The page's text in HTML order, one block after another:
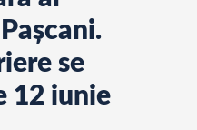
se
12 iunie